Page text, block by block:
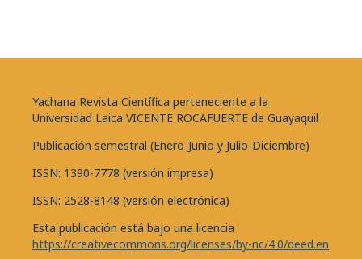
Yachana Revista Científica perteneciente a la
Universidad Laica VICENTE ROCAFUERTE de Guayaquil
Publicación semestral (Enero-Junio y Julio-Diciembre)
ISSN: 1390-7778 (versión impresa)
ISSN: 2528-8148 (versión electrónica)
Esta publicación está bajo una licencia
https://creativecommons.org/licenses/by-nc/4.0/deed.en